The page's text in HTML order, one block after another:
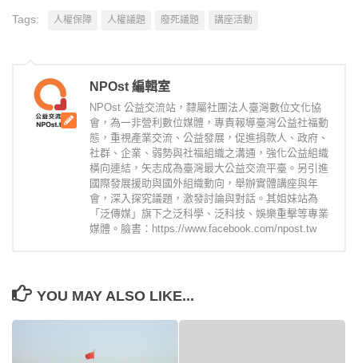
Tags: 人權保障 人權議題 廢死議題 講座活動
NPOst 編輯室
NPOst 公益交流站，隸屬社團法人臺灣數位文化協
會，為一非營利數位媒體，專責報導臺灣公益社福動
態，重視產業交流、公益發展，促進捐款人、政府、
社群、企業、弱勢與社福組織之溝通，強化公益組織
橫向連結，矢志成為臺灣最大公益交流平臺。另引進
國際發展援助與國外組織動向，舉辦實體講座與年
會，深入探究議題，激發討論與對話。其姐妹站為
「泛傳媒」旗下之泛科學、泛科技、娛樂重擊等專業
媒體。臉書：https://www.facebook.com/npost.tw
YOU MAY ALSO LIKE...